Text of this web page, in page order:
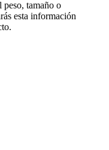
peso, tamaño o
esta información